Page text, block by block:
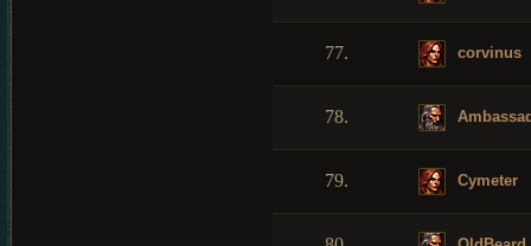
77. corvinus
78.
79. Cymeter